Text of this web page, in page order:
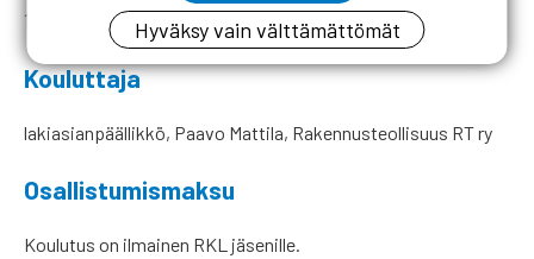
18.11.2026 klo 13-14.30
Kouluttaja
lakiasianpäällikkö, Paavo Mattila, Rakennusteollisuus RT ry
Osallistumismaksu
Koulutus on ilmainen RKL jäsenille.
Hyväksy vain välttämättömät